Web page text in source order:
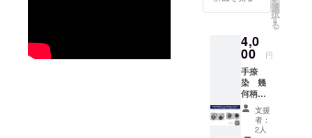
クよ
イズ
を、S
か、M
か、Lよ
りお選
び下さ
い。
（着用
写真
は、Sサ
ジェク
捺染や
金彩の
説明な
どを記
載した
ブック
です。)
・お礼
のミニ
です。
ても使
用しや
すい長
さにし
ており
ます。
（通常
は９０
ｃｍが
防ぐ
なしに
してあ
るのが
手ぬぐ
いの伝
統で
す。
切りっ
ぱなし
ブック
です。)
・お礼
のミニ
レター
・お礼
のメー
ル の
セット
（フ
リーサ
イズ）
・ス
トー
リー
ブッ
ク A5
サイズ
お礼の
メール
コース
・ラ
ミー天
竺幾何
柄Tシャ
ツ
（フ
リーサ
イズ）
選
択
す
る
4,0
00 円
手捺
染 幾
何柄ラ
ミー天
竺クル
ミ釦ア
支援
者：
2人